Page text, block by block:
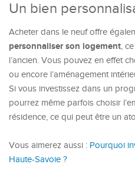
Un bien
Acheter dans le neuf offre
personnaliser son logement,
l’ancien. Vous pouvez en effet
ou encore l’aménagement
Si vous investissez dans un
pourrez même parfois choisir
résidence, ce qui peut être un
Vous aimerez aussi : Pourquoi
Haute-Savoie ?